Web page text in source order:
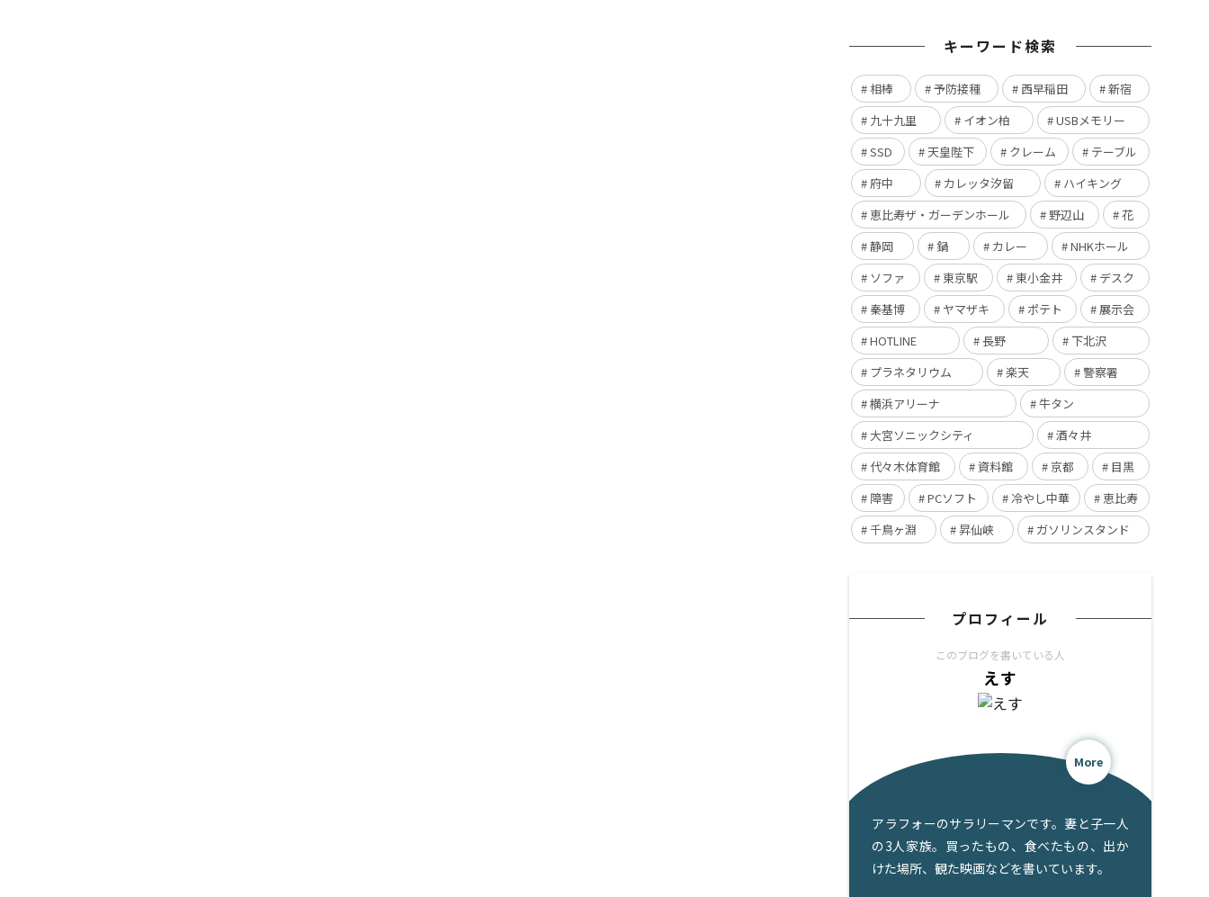
キーワード検索
相棒 予防接種 西早稲田
新宿
九十九里
イオン柏
USBメモリー
SSD
天皇陛下 クレーム
テーブル
府中
カレッタ汐留
ハイキング
恵比寿ザ・ガーデンホール
野辺山
花
静岡
鍋 カレー
NHKホール
ソファ
東京駅 東小金井
デスク
秦基博
ヤマザキ ポテト
展示会
HOTLINE
長野
下北沢
プラネタリウム
楽天
警察署
横浜アリーナ
牛タン
大宮ソニックシティ
酒々井
代々木体育館
資料館 京都
目黒
障害
PCソフト 冷やし中華
恵比寿
千鳥ヶ淵
昇仙峡 ガソリンスタンド
プロフィール
このブログを書いている人
えす
More
アラフォーのサラリーマンです。妻と子一人
の3人家族。買ったもの、食べたもの、出か
けた場所、観た映画などを書いています。